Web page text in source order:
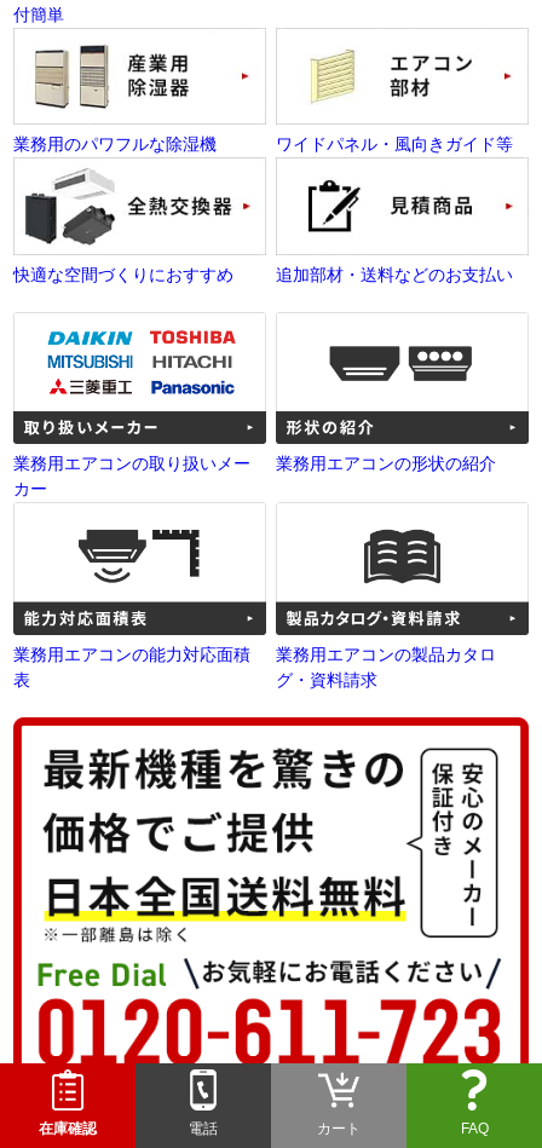
付簡単
業務用のパワフルな除湿機 ワイドパネル・風向きガイド等
快適な空間づくりにおすすめ 追加部材・送料などのお支払い
業務用エアコンの取り扱いメー
カー
業務用エアコンの形状の紹介
業務用エアコンの能力対応面積
表
業務用エアコンの製品カタロ
グ・資料請求
在庫確認 電話 カート FAQ